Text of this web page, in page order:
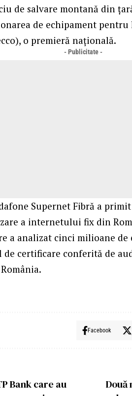
de salvare montană din
de echipament
o premieră națională.
- Publicitate -
Supernet Fibră a
a internetului fix din
a analizat cinci milioane
de certificare conferită de
Facebook
Bank care au